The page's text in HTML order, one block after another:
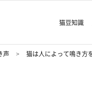
猫豆知識
声 猫は人によって鳴き